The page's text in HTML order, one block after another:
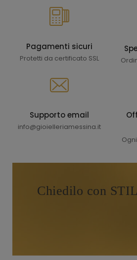
Pagamenti sicuri
Protetti da certificato SSL
Supporto email
info@gioielleriamessina.it
Chiedilo con